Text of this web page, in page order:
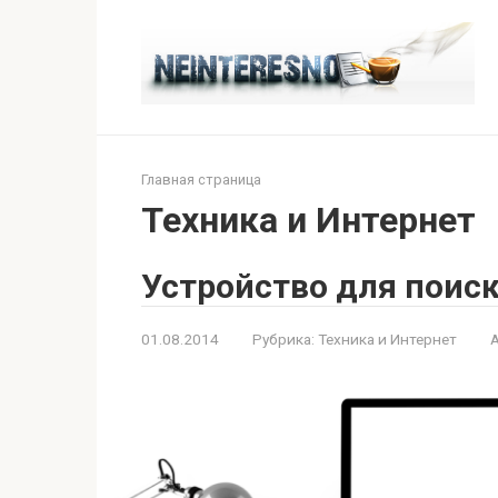
Главная страница
Техника и Интернет
Устройство для
01.08.2014 Рубрика: Техника и Интернет